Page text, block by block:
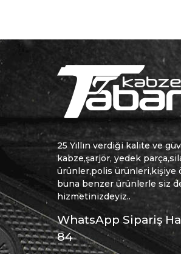
25 Yıllın verdiği kalite ve
kabze,şarjör, yedek
ürünler,polis ürünleri,kişiye
buna benzer ürünlerle siz
hizmetinizdeyiz..
WhatsApp Sipariş
84